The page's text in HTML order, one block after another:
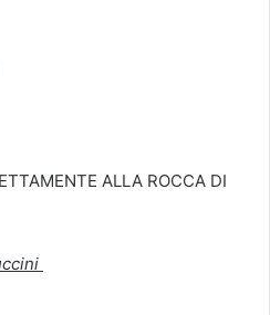
ALLA ROCCA DI